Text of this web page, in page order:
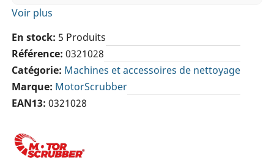
Voir plus
En stock 5 Produits
Référence 0321028
Catégorie Machines et accessoires de nettoyage
Marque MotorScrubber
EAN13 0321028